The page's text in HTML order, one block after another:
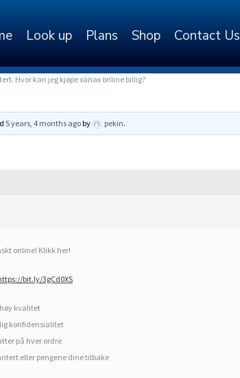
Look up Plans Shop Contact Us
Hvor kan jeg kjøpe xanax online billig?
5 years, 4 months agoby pekin.
online! Klikk her!
bit.ly/3gCd0XS
kvalitet
konfidensialitet
på hver ordre
eller pengene dine tilbake